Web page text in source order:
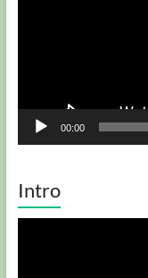
00:00
Intro